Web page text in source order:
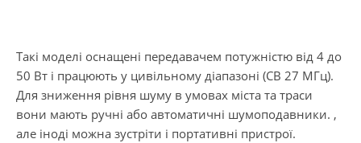
Такі моделі оснащені передавачем потужністю від 4 до
50 Вт і працюють у цивільному діапазоні (CB 27 МГц).
Для зниження рівня шуму в умовах міста та траси
вони мають ручні або автоматичні шумоподавники. ,
але іноді можна зустріти і портативні пристрої.